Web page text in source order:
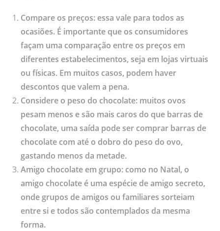
Compare os preços: essa vale para todos as
ocasiões. É importante que os consumidores
façam uma comparação entre os preços em
diferentes estabelecimentos, seja em lojas virtuais
ou físicas. Em muitos casos, podem haver
descontos que valem a pena.
Considere o peso do chocolate: muitos ovos
pesam menos e são mais caros do que barras de
chocolate, uma saída pode ser comprar barras de
chocolate com até o dobro do peso do ovo,
gastando menos da metade.
Amigo chocolate em grupo: como no Natal, o
amigo chocolate é uma espécie de amigo secreto,
onde grupos de amigos ou familiares sorteiam
entre si e todos são contemplados da mesma
forma.